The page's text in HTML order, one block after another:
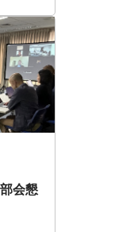
会懇